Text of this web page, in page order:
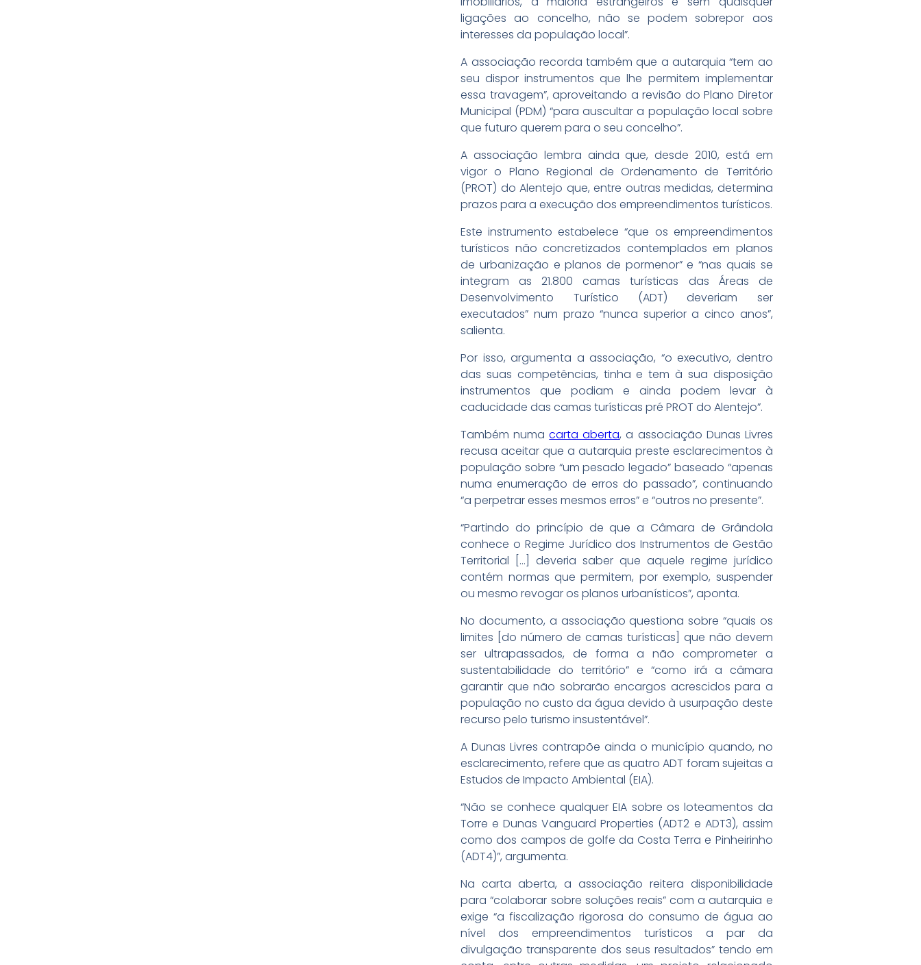
ligações ao concelho, não se podem sobrepor aos
interesses da população local”.
A associação recorda também que a autarquia “tem ao
seu dispor instrumentos que lhe permitem implementar
essa travagem”, aproveitando a revisão do Plano Diretor
Municipal (PDM) “para auscultar a população local sobre
que futuro querem para o seu concelho”.
A associação lembra ainda que, desde 2010, está em
vigor o Plano Regional de Ordenamento de Território
(PROT) do Alentejo que, entre outras medidas, determina
prazos para a execução dos empreendimentos turísticos.
Este instrumento estabelece “que os empreendimentos
turísticos não concretizados contemplados em planos
de urbanização e planos de pormenor” e “nas quais se
integram as 21.800 camas turísticas das Áreas de
Desenvolvimento Turístico (ADT) deveriam ser
executados” num prazo “nunca superior a cinco anos”,
salienta.
Por isso, argumenta a associação, “o executivo, dentro
das suas competências, tinha e tem à sua disposição
instrumentos que podiam e ainda podem levar à
caducidade das camas turísticas pré PROT do Alentejo”.
Também numacarta aberta, a associação Dunas Livres
recusa aceitar que a autarquia preste esclarecimentos à
população sobre “um pesado legado” baseado “apenas
numa enumeração de erros do passado”, continuando
“a perpetrar esses mesmos erros” e “outros no presente”.
“Partindo do princípio de que a Câmara de Grândola
conhece o Regime Jurídico dos Instrumentos de Gestão
Territorial […] deveria saber que aquele regime jurídico
contém normas que permitem, por exemplo, suspender
ou mesmo revogar os planos urbanísticos”, aponta.
No documento, a associação questiona sobre “quais os
limites [do número de camas turísticas] que não devem
ser ultrapassados, de forma a não comprometer a
sustentabilidade do território” e “como irá a câmara
garantir que não sobrarão encargos acrescidos para a
população no custo da água devido à usurpação deste
recurso pelo turismo insustentável”.
A Dunas Livres contrapõe ainda o município quando, no
esclarecimento, refere que as quatro ADT foram sujeitas a
Estudos de Impacto Ambiental (EIA).
“Não se conhece qualquer EIA sobre os loteamentos da
Torre e Dunas Vanguard Properties (ADT2 e ADT3), assim
como dos campos de golfe da Costa Terra e Pinheirinho
(ADT4)”, argumenta.
Na carta aberta, a associação reitera disponibilidade
para “colaborar sobre soluções reais” com a autarquia e
exige “a fiscalização rigorosa do consumo de água ao
nível dos empreendimentos turísticos a par da
divulgação transparente dos seus resultados” tendo em